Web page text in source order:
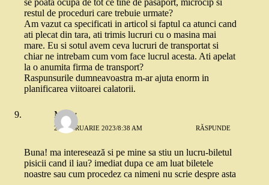
se poata ocupa de tot ce tine de pasaport, microcip si
restul de proceduri care trebuie urmate?
Am vazut ca specificati in articol si faptul ca atunci cand
ati plecat din tara, ati trimis lucruri cu o masina mai
mare. Eu si sotul avem ceva lucruri de transportat si
chiar ne intrebam cum vom face lucrul acesta. Ati apelat
la o anumita firma de transport?
Raspunsurile dumneavoastra m-ar ajuta enorm in
planificarea viitoarei calatorii.
Mony
28 FEBRUARIE 2023/8:38 AM RĂSPUNDE
Buna! ma interesează si pe mine sa stiu un lucru-biletul
pisicii cand il iau? imediat dupa ce am luat biletele
noastre sau cum procedez ca nimeni nu scrie despre asta